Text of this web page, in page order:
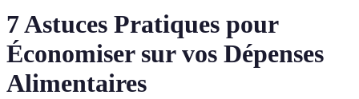
7 Astuces Pratiques pour
Économiser sur vos Dépenses
Alimentaires